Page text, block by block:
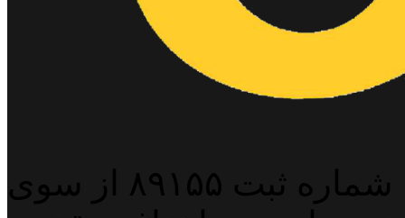
پایگاه خبری خبربین آنلاین به شماره ثبت ۸۹۱۵۵ از سوی